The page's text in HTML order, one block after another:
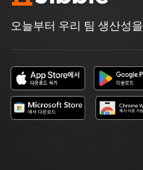
오늘부터 우리 팀 생산성